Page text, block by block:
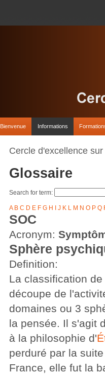
Bienvenue Informations
Cercle d'excellence
Glossaire
Search for term:
A B C D E F G H I J K L M N O P Q
SOC
Acronym:
Sphère
Definition:
La classification
découpe de
domaines ou 3
la pensée. Il s'agit
à la philosophie d'
perduré par la
France, elle fut la